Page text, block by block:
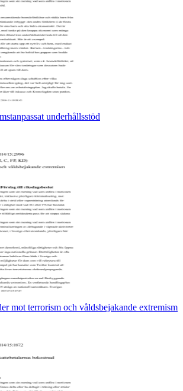
underhållsstöd
mot terrorism och våldsbejakande extremism